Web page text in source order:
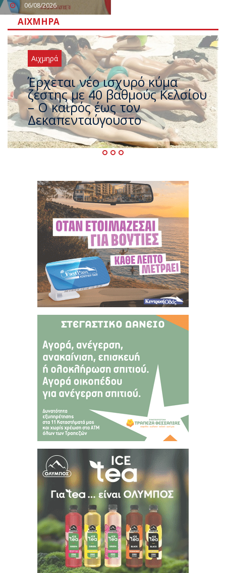
06/08/2026
ΑΙΧΜΗΡΆ
Αιχμηρά
Άφαντος ο Τσίπρας… την ώρα
που η χώρα καίγεται